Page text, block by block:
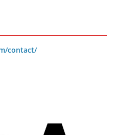
contact/